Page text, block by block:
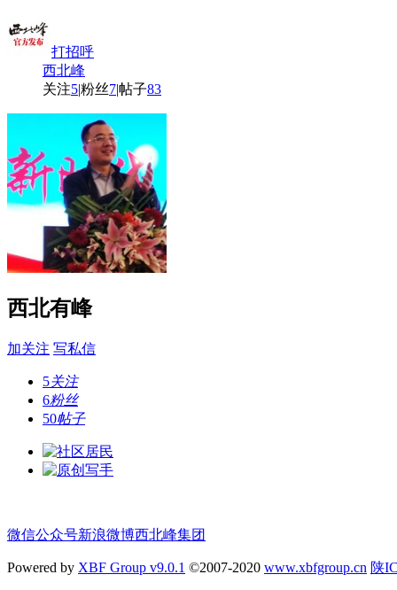
打招呼
西北峰
关注5|粉丝7|帖子83
西北有峰
加关注 写私信
5关注
6粉丝
50帖子
微信公众号新浪微博西北峰集团
Powered by XBF Group v9.0.1 ©2007-2020 www.xbfgroup.cn 陕